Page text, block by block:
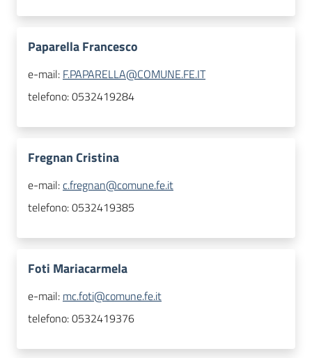
Paparella Francesco
e-mail: F.PAPARELLA@COMUNE.FE.IT
telefono:0532419284
Fregnan Cristina
e-mail:c.fregnan@comune.fe.it
telefono:0532419385
Foti Mariacarmela
e-mail: mc.foti@comune.fe.it
telefono:0532419376